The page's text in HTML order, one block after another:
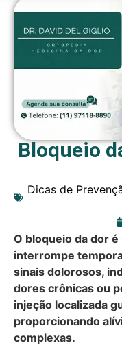
Bloqueio
Dicas de
O bloqueio da dor
interrompe
sinais dolorosos,
dores crônicas ou
injeção localizada
proporcionando
complexas.